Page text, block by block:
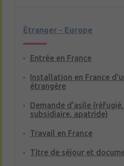
Étranger - Europe
Entrée en France
Installation en France
étrangère
Demande d'asile
subsidiaire, apatride)
Travail en France
Titre de séjour et